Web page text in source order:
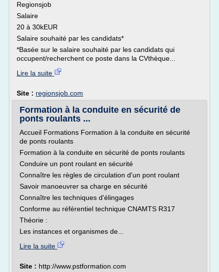
Regionsjob
Salaire
20 à 30kEUR
Salaire souhaité par les candidats*
*Basée sur le salaire souhaité par les candidats qui
occupent/recherchent ce poste dans la CVthèque...
Lire la suite
Site : regionsjob.com
Formation à la conduite en sécurité de
ponts roulants ...
Accueil Formations Formation à la conduite en sécurité
de ponts roulants
Formation à la conduite en sécurité de ponts roulants
Conduire un pont roulant en sécurité
Connaître les règles de circulation d'un pont roulant
Savoir manoeuvrer sa charge en sécurité
Connaître les techniques d'élingages
Conforme au référentiel technique CNAMTS R317
Théorie :
Les instances et organismes de...
Lire la suite
Site : http://www.pstformation.com